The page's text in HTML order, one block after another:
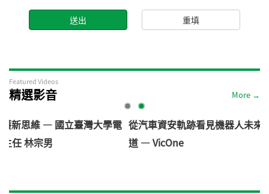
Featured Videos
精選影音 More →
大學電
從汽車資安軌跡看見機器人未來: 機器人資安風險與
道 — VicOne